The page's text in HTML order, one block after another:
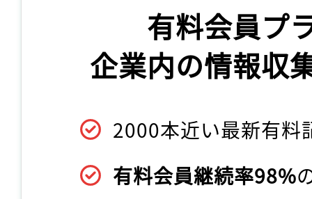
有料会員プ
企業内の情報収
2000本近い最新有料
有料会員継続率98%